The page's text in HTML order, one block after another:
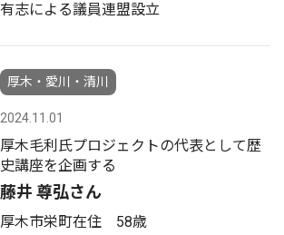
有志による議員連盟設立
厚木・愛川・清川
2024.11.01
厚木毛利氏プロジェクトの代表として歴
史講座を企画する
藤井 尊弘さん
厚木市栄町在住 58歳